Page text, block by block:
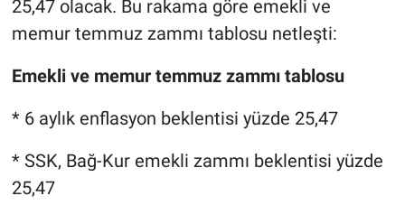
25,47 olacak. Bu rakama göre emekli ve
memur temmuz zammı tablosu netleşti:
Emekli ve memur temmuz zammı tablosu
* 6 aylık enflasyon beklentisi yüzde 25,47
* SSK, Bağ-Kur emekli zammı beklentisi yüzde
25,47